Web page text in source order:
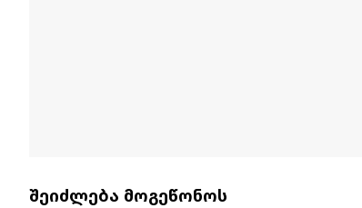
შეიძლება მოგეწონოს